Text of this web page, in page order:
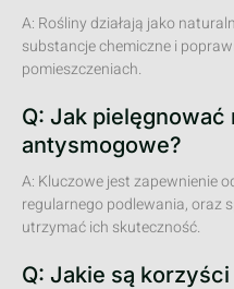
A: Rośliny działają jako
substancje chemiczne i
pomieszczeniach.
Q: Jak pielęgnować
antysmogowe?
A: Kluczowe jest zapewnienie
regularnego podlewania, oraz
utrzymać ich skuteczność.
Q: Jakie są